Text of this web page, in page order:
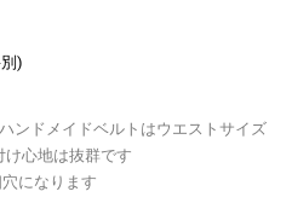
)
ンドメイドベルトはウエストサイズ
け心地は抜群です
になります